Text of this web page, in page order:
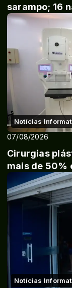
sarampo; 16
Notícias
07/08/2026
Cirurgias
mais de 50%
Notícias